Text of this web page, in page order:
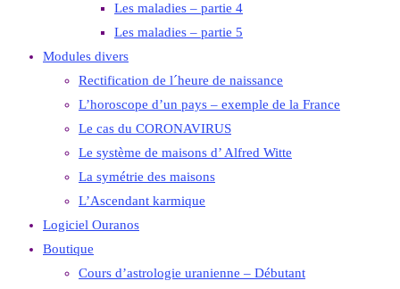
Les maladies – partie 4
Les maladies – partie 5
Modules divers
Rectification de l´heure de naissance
L’horoscope d’un pays – exemple de la France
Le cas du CORONAVIRUS
Le système de maisons d’ Alfred Witte
La symétrie des maisons
L’Ascendant karmique
Logiciel Ouranos
Boutique
Cours d’astrologie uranienne – Débutant